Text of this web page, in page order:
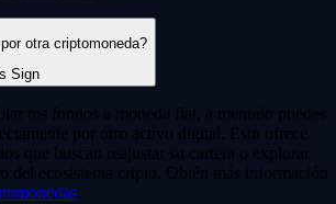
otra criptomoneda?
tus fondos a moneda fiat, a menudo puedes
por otro activo digital. Esto ofrece
que buscan reajustar su cartera o explorar
del ecosistema cripto. Obtén más información